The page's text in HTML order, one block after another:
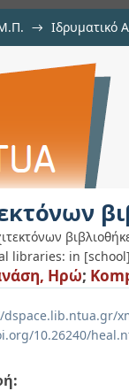
→ Ιδρυματικό
libraries: in
Ηρώ;
10.26240/